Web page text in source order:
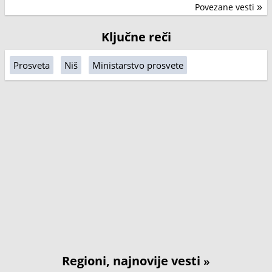
Povezane vesti »
Ključne reči
Prosveta Niš Ministarstvo prosvete
Regioni, najnovije vesti »